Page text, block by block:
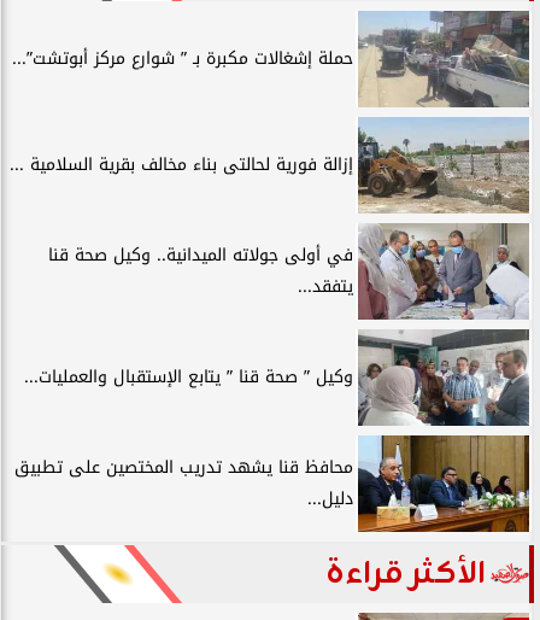
حملة إشغالات مكبرة بـ ” شوارع مركز أبوتشت”...
إزالة فورية لحالتى بناء مخالف بقرية السلامية ...
في أولى جولاته الميدانية.. وكيل صحة قنا
يتفقد...
وكيل ” صحة قنا ” يتابع الإستقبال والعمليات...
محافظ قنا يشهد تدريب المختصين على تطبيق
دليل...
الأكثر قراءة